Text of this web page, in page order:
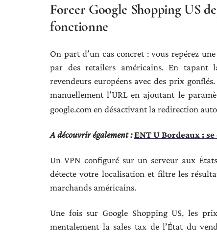
Forcer Google Shopping US
fonctionne
On part d’un cas concret : vous repérez
par des retailers américains. En tapant
revendeurs européens avec des prix
manuellement l’URL en ajoutant le
google.com en désactivant la redirection
A découvrir également :ENT U Bordeaux :
Un VPN configuré sur un serveur aux
détecte votre localisation et filtre les
marchands américains.
Une fois sur Google Shopping US, les
mentalement la sales tax de l’État du